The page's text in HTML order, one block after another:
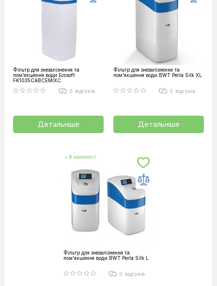
Фільтр для знезалізнення та
пом'якшення води Ecosoft
FK1035CABCEMIXC
0 відгуків
Детальніше
Фільтр для знезалізнення та
пом'якшення води BWT Perla Silk XL
0 відгуків
Детальніше
• В наявності
Фільтр для знезалізнення та
пом'якшення води BWT Perla Silk L
0 відгуків